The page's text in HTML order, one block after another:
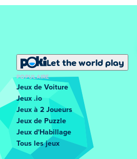
Let the world play
POPULAIRE
Jeux de Voiture
Jeux .io
Jeux à 2 Joueurs
Jeux de Puzzle
Jeux d'Habillage
Tous les jeux